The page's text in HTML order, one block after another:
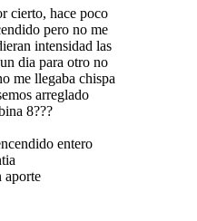
cierto, hace poco
pero no me
intensidad las
dia para otro no
me llegaba chispa
arreglado
8???
entero
aporte